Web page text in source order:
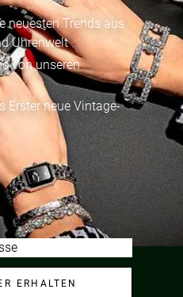
neuesten Trends aus
Uhrenwelt
von unseren
Erster neue Vintage-
ERHALTEN